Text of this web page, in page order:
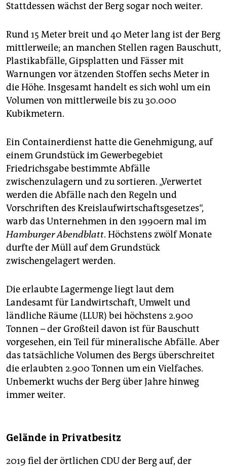
Stattdessen wächst der Berg sogar noch weiter.
Rund 15 Meter breit und 40 Meter lang ist der Berg
mittlerweile; an manchen Stellen ragen Bauschutt,
Plastikabfälle, Gipsplatten und Fässer mit
Warnungen vor ätzenden Stoffen sechs Meter in
die Höhe. Insgesamt handelt es sich wohl um ein
Volumen von mittlerweile bis zu 30.000
Kubikmetern.
Ein Containerdienst hatte die Genehmigung, auf
einem Grundstück im Gewerbegebiet
Friedrichsgabe bestimmte Abfälle
zwischenzulagern und zu sortieren. „Verwertet
werden die Abfälle nach den Regeln und
Vorschriften des Kreislaufwirtschaftsgesetzes“,
warb das Unternehmen in den 1990ern mal im
Hamburger Abendblatt. Höchstens zwölf Monate
durfte der Müll auf dem Grundstück
zwischengelagert werden.
Die erlaubte Lagermenge liegt laut dem
Landesamt für Landwirtschaft, Umwelt und
ländliche Räume (LLUR) bei höchstens 2.900
Tonnen – der Großteil davon ist für Bauschutt
vorgesehen, ein Teil für mineralische Abfälle. Aber
das tatsächliche Volumen des Bergs überschreitet
die erlaubten 2.900 Tonnen um ein Vielfaches.
Unbemerkt wuchs der Berg über Jahre hinweg
immer weiter.
Gelände in Privatbesitz
2019 fiel der örtlichen CDU der Berg auf, der